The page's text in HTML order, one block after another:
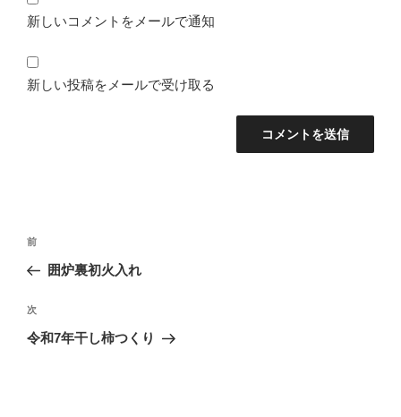
新しいコメントをメールで通知
新しい投稿をメールで受け取る
稿
ナ
ゲ
ー
前
の
稿
前
囲炉裏初火入れ
次
の
次
令和7年干し柿つくり